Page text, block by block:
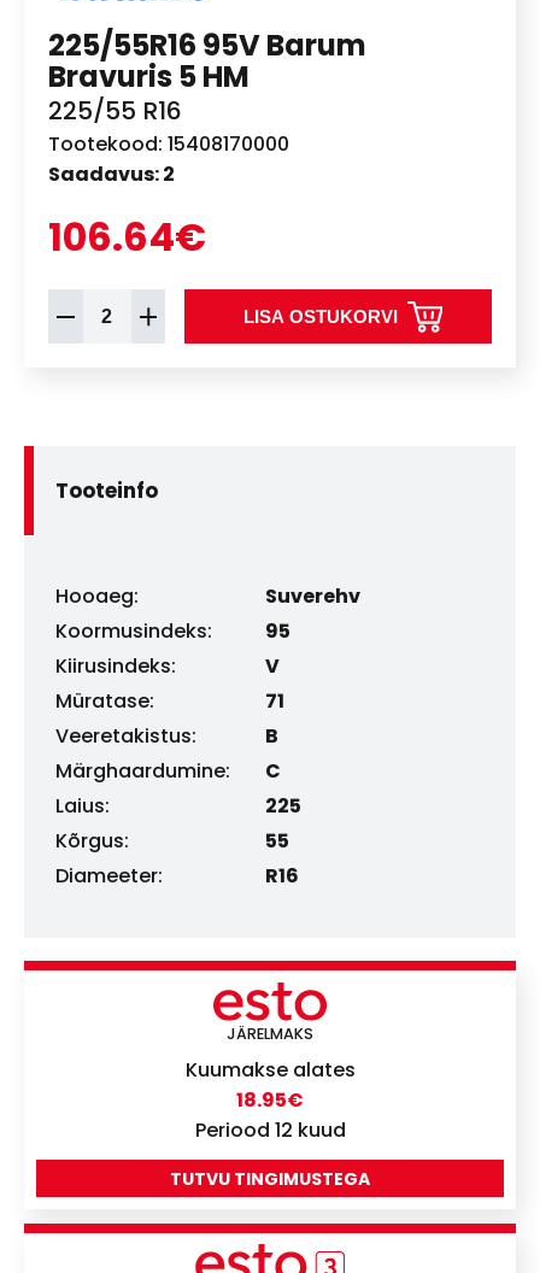
225/55R16 95V Barum
Bravuris 5 HM
225/55 R16
Tootekood: 15408170000
Saadavus: 2
106.64€
LISA OSTUKORVI
Tooteinfo
Hooaeg:
Suverehv
Koormusindeks:
95
Kiirusindeks:
V
Müratase:
71
Veeretakistus:
B
Märghaardumine:
C
Laius:
225
Kõrgus:
55
Diameeter:
R16
JÄRELMAKS
Kuumakse alates
18.95€
Periood 12 kuud
TUTVU TINGIMUSTEGA